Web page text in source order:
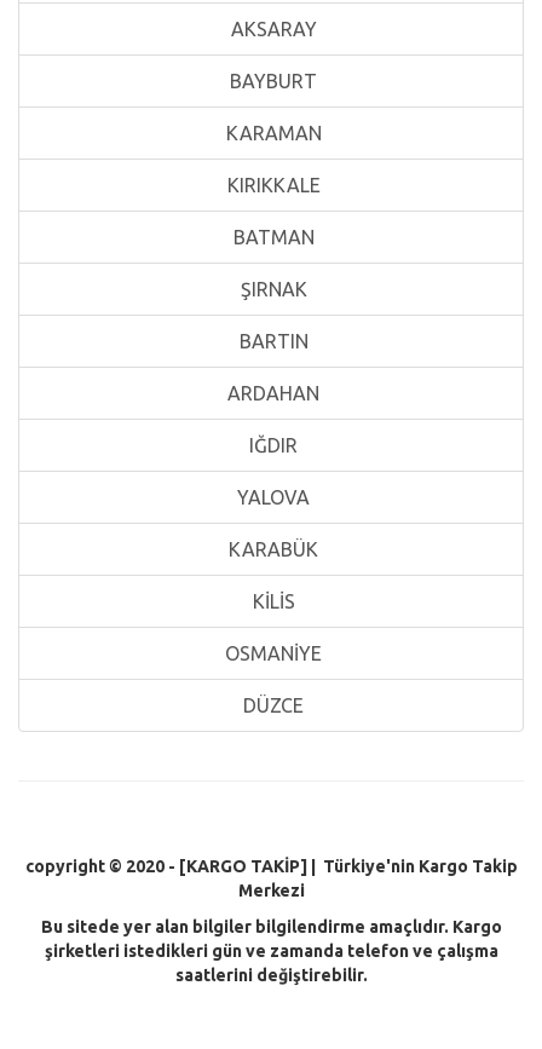
AKSARAY
BAYBURT
KARAMAN
KIRIKKALE
BATMAN
ŞIRNAK
BARTIN
ARDAHAN
IĞDIR
YALOVA
KARABÜK
KİLİS
OSMANİYE
DÜZCE
copyright © 2020 - [KARGO TAKİP] | Türkiye'nin Kargo Takip
Merkezi
Bu sitede yer alan bilgiler bilgilendirme amaçlıdır. Kargo
şirketleri istedikleri gün ve zamanda telefon ve çalışma
saatlerini değiştirebilir.